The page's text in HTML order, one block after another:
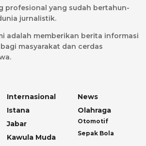
profesional yang sudah bertahun-
jurnalistik.
adalah memberikan berita informasi
masyarakat dan cerdas
Internasional
Istana
Jabar
Kawula Muda
News
Olahraga
Otomotif
Sepak Bola